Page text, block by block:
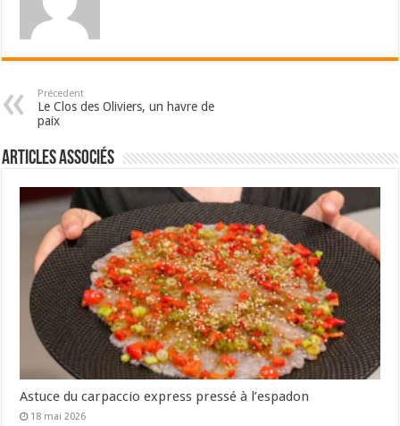
Précedent
Le Clos des Oliviers, un havre de
paix
Articles associés
Astuce du carpaccio express pressé à l’espadon
18 mai 2026